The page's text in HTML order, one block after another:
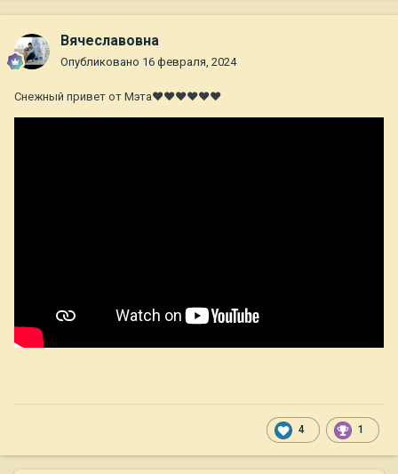
Вячеславовна
Опубликовано 16 февраля, 2024
Снежный привет от Мэта❤❤❤❤❤❤
4 1